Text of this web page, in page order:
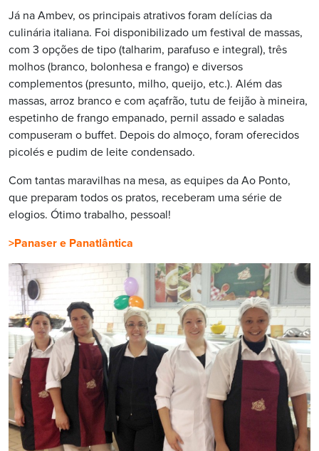
Já na Ambev, os principais atrativos foram delícias da
culinária italiana. Foi disponibilizado um festival de massas,
com 3 opções de tipo (talharim, parafuso e integral), três
molhos (branco, bolonhesa e frango) e diversos
complementos (presunto, milho, queijo, etc.). Além das
massas, arroz branco e com açafrão, tutu de feijão à mineira,
espetinho de frango empanado, pernil assado e saladas
compuseram o buffet. Depois do almoço, foram oferecidos
picolés e pudim de leite condensado.
Com tantas maravilhas na mesa, as equipes da Ao Ponto,
que preparam todos os pratos, receberam uma série de
elogios. Ótimo trabalho, pessoal!
>Panaser e Panatlântica